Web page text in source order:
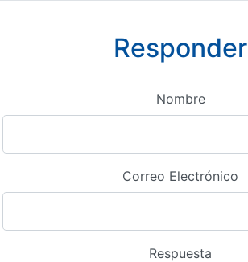
Responder
Nombre
Correo Electrónico
Respuesta